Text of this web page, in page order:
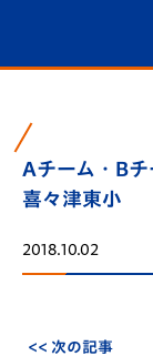
Aチーム・B
喜々津東小
2018.10.02
<< 次の記事